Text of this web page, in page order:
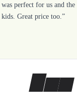
was perfect for us and the
kids. Great price too.”